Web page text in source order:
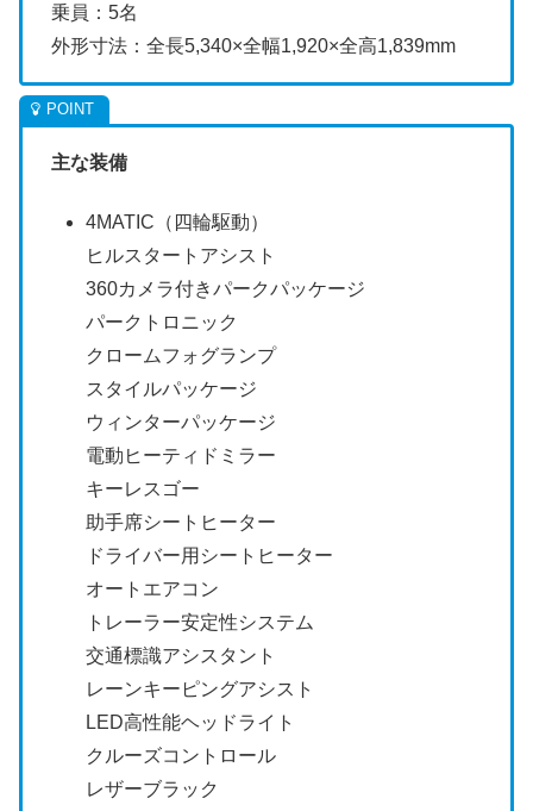
乗員：5名
外形寸法：全長5,340×全幅1,920×全高1,839mm
主な装備
4MATIC（四輪駆動）
ヒルスタートアシスト
360カメラ付きパークパッケージ
パークトロニック
クロームフォグランプ
スタイルパッケージ
ウィンターパッケージ
電動ヒーティドミラー
キーレスゴー
助手席シートヒーター
ドライバー用シートヒーター
オートエアコン
トレーラー安定性システム
交通標識アシスタント
レーンキーピングアシスト
LED高性能ヘッドライト
クルーズコントロール
レザーブラック